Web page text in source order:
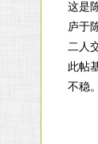
这是
庐于
二人
此帖
不稳